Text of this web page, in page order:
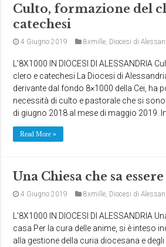
Culto, formazione del
catechesi
4 Giugno 2019 8xmille, Diocesi di
L’8X1000 IN DIOCESI DI ALESSANDRIA
clero e catechesi La Diocesi di
derivante dal fondo 8×1000 della Cei, ha
necessità di culto e pastorale che si
di giugno 2018 al mese di maggio 2019.
Read More »
Una Chiesa che sa essere
4 Giugno 2019 8xmille, Diocesi di
L’8X1000 IN DIOCESI DI ALESSANDRIA
casa Per la cura delle anime, si è inteso
alla gestione della curia diocesana e